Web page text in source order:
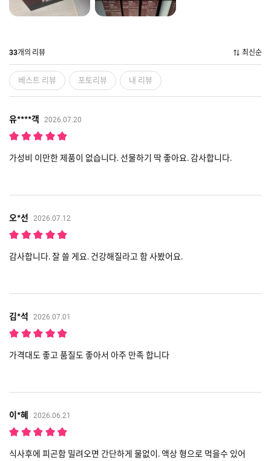
33개의 리뷰 최신순
베스트 리뷰 포토리뷰 내 리뷰
유****객 2026.07.20
가성비 이만한 제품이 없습니다. 선물하기 딱 좋아요. 감사합니다.
오*선 2026.07.12
감사합니다. 잘 쓸 게요. 건강해질라고 함 사봤어요.
김*석 2026.07.01
가격대도 좋고 품질도 좋아서 아주 만족 합니다
이*혜 2026.06.21
식사후에 피곤함 밀려오면 간단하게 물없이. 액상 형으로 먹을수 있어